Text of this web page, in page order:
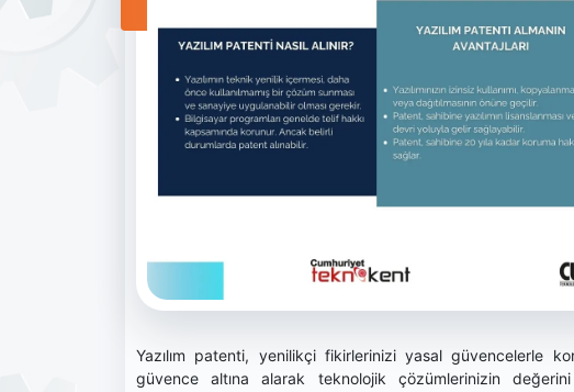
Yazılım patenti, yenilikçi fikirlerinizi yasal güvencelerle
güvence altına alarak teknolojik çözümlerinizin